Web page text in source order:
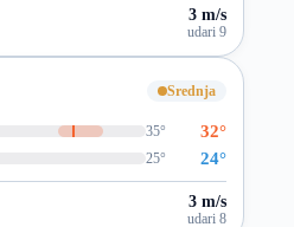
3 m/s
udari 9
Srednja
35° 32°
25° 24°
3 m/s
udari 8